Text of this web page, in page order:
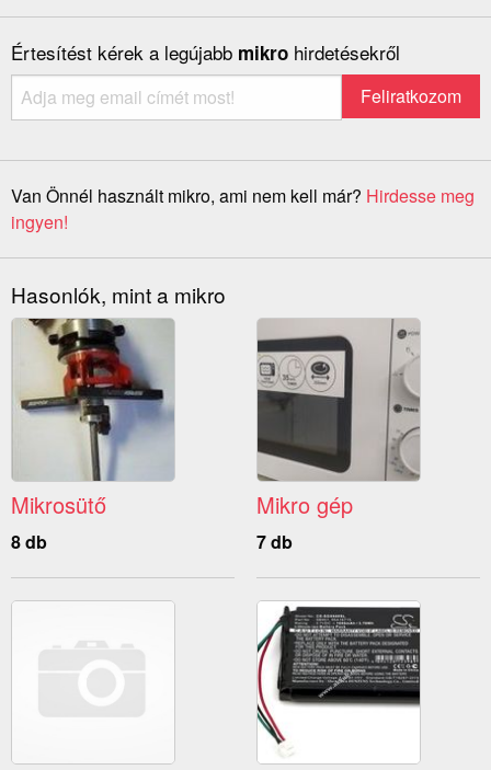
Értesítést kérek a legújabb mikro hirdetésekről
Van Önnél használt mikro, ami nem kell már? Hirdesse meg
ingyen!
Hasonlók, mint a mikro
Mikrosütő
8 db
Mikro gép
7 db